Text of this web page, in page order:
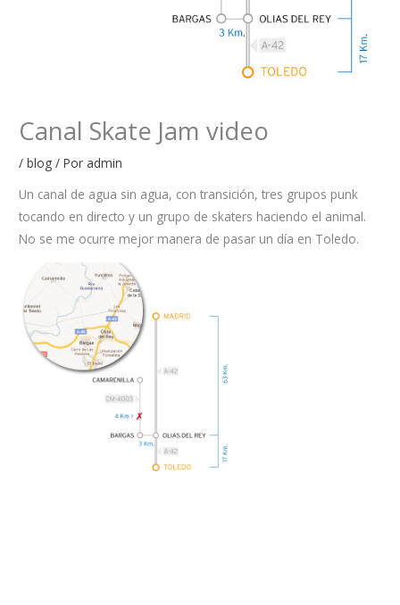
Canal Skate Jam video
/blog / Por admin
Un canal de agua sin agua, con transición, tres grupos punk
tocando en directo y un grupo de skaters haciendo el animal.
No se me ocurre mejor manera de pasar un día en Toledo.